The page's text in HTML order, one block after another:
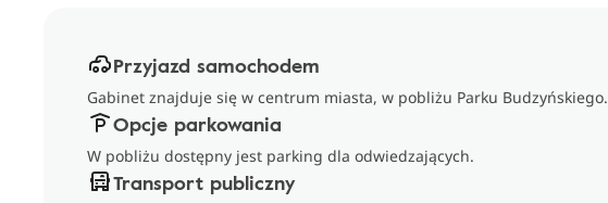
Przyjazd samochodem
Gabinet znajduje się w centrum miasta, w pobliżu Parku Budzyńskiego.
Opcje parkowania
W pobliżu dostępny jest parking dla odwiedzających.
Transport publiczny